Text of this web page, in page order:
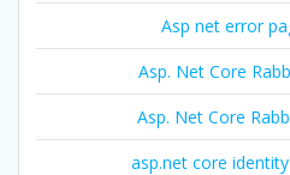
Asp net error
Asp. Net Core
Asp. Net Core
asp.net core identity